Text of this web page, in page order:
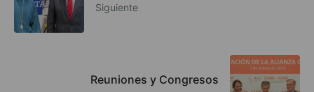
Siguiente
Reuniones y Congresos